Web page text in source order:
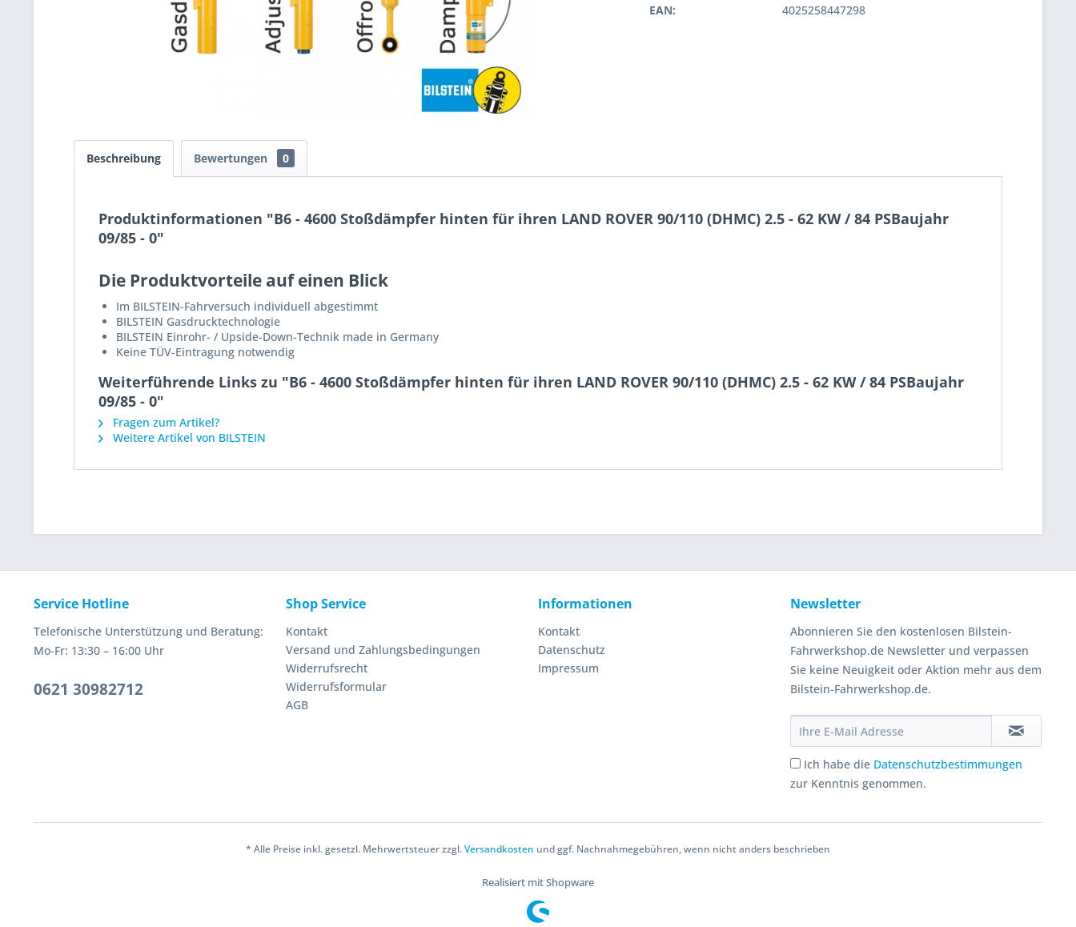
EAN:
4025258447298
Beschreibung Bewertungen 0
Produktinformationen "B6 - 4600 Stoßdämpfer hinten für ihren LAND ROVER 90/110 (DHMC) 2.5 - 62 KW / 84 PSBaujahr
09/85 - 0"
Die Produktvorteile auf einen Blick
Im BILSTEIN-Fahrversuch individuell abgestimmt
BILSTEIN Gasdrucktechnologie
BILSTEIN Einrohr- / Upside-Down-Technik made in Germany
Keine TÜV-Eintragung notwendig
Weiterführende Links zu "B6 - 4600 Stoßdämpfer hinten für ihren LAND ROVER 90/110 (DHMC) 2.5 - 62 KW / 84 PSBaujahr
09/85 - 0"
Fragen zum Artikel?
Weitere Artikel von BILSTEIN
Service Hotline
Telefonische Unterstützung und Beratung:
Mo-Fr: 13:30 – 16:00 Uhr
0621 30982712
Shop Service
Kontakt
Versand und Zahlungsbedingungen
Widerrufsrecht
Widerrufsformular
AGB
Informationen
Kontakt
Datenschutz
Impressum
Newsletter
Abonnieren Sie den kostenlosen Bilstein-
Fahrwerkshop.de Newsletter und verpassen
Sie keine Neuigkeit oder Aktion mehr aus dem
Bilstein-Fahrwerkshop.de.
Ich habe die Datenschutzbestimmungen
zur Kenntnis genommen.
* Alle Preise inkl. gesetzl. Mehrwertsteuer zzgl.Versandkosten und ggf. Nachnahmegebühren, wenn nicht anders beschrieben
Realisiert mit Shopware